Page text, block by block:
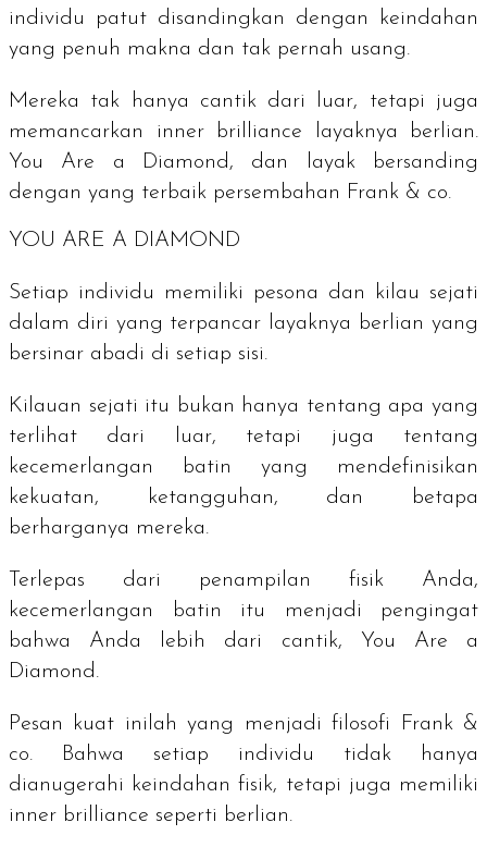
individu patut disandingkan dengan keindahan
yang penuh makna dan tak pernah usang.
Mereka tak hanya cantik dari luar, tetapi juga
memancarkan inner brilliance layaknya berlian.
You Are a Diamond, dan layak bersanding
dengan yang terbaik persembahan Frank & co.
YOU ARE A DIAMOND
Setiap individu memiliki pesona dan kilau sejati
dalam diri yang terpancar layaknya berlian yang
bersinar abadi di setiap sisi.
Kilauan sejati itu bukan hanya tentang apa yang
terlihat dari luar, tetapi juga tentang
kecemerlangan batin yang mendefinisikan
kekuatan, ketangguhan, dan betapa
berharganya mereka.
Terlepas dari penampilan fisik Anda,
kecemerlangan batin itu menjadi pengingat
bahwa Anda lebih dari cantik,
You Are a
Diamond.
Pesan kuat inilah yang menjadi filosofi Frank &
co. Bahwa setiap individu tidak hanya
dianugerahi keindahan fisik, tetapi juga memiliki
inner brilliance seperti berlian.